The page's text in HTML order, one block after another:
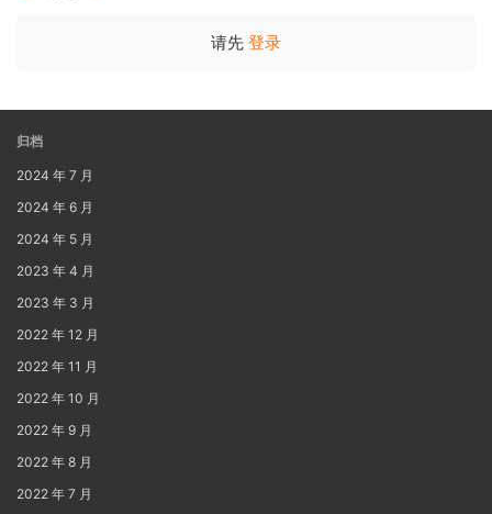
请先 登录
归档
2024 年 7 月
2024 年 6 月
2024 年 5 月
2023 年 4 月
2023 年 3 月
2022 年 12 月
2022 年 11 月
2022 年 10 月
2022 年 9 月
2022 年 8 月
2022 年 7 月